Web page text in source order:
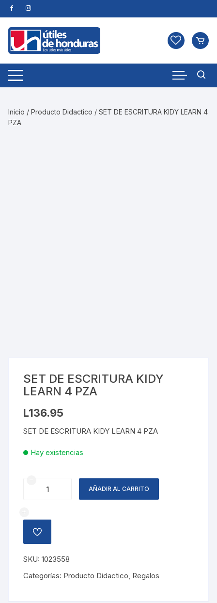
Skip
to
content
Inicio /Producto Didactico / SET DE ESCRITURA KIDY LEARN 4
PZA
SET DE ESCRITURA KIDY
LEARN 4 PZA
L136.95
SET DE ESCRITURA KIDY LEARN 4 PZA
Hay existencias
SET
KIDY
LEARN
4
cantidad
AÑADIR AL CARRITO
AÑADIR
A
LISTA
DE
DESEOS
SKU:1023558
Categorías: Producto Didactico, Regalos